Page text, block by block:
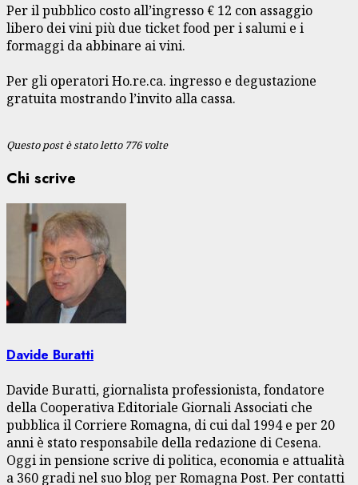
Per il pubblico costo all’ingresso € 12 con assaggio
libero dei vini più due ticket food per i salumi e i
formaggi da abbinare ai vini.
Per gli operatori Ho.re.ca. ingresso e degustazione
gratuita mostrando l’invito alla cassa.
Questo post è stato letto 776 volte
Chi scrive
Davide Buratti
Davide Buratti, giornalista professionista, fondatore
della Cooperativa Editoriale Giornali Associati che
pubblica il Corriere Romagna, di cui dal 1994 e per 20
anni è stato responsabile della redazione di Cesena.
Oggi in pensione scrive di politica, economia e attualità
a 360 gradi nel suo blog per Romagna Post. Per contatti